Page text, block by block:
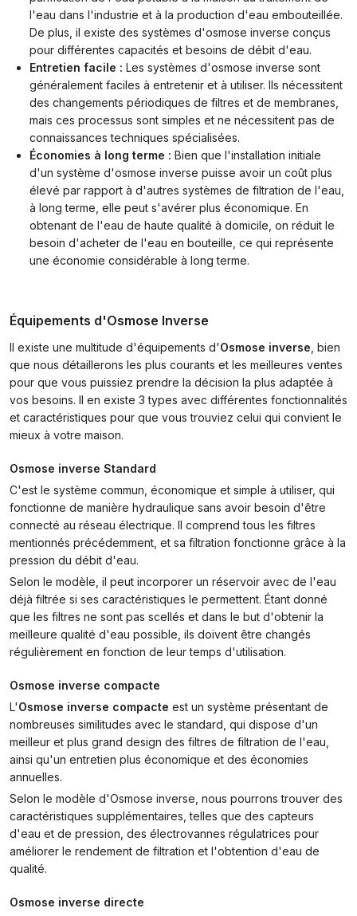
l'eau dans l'industrie et à la production d'eau embouteillée.
De plus, il existe des systèmes d'osmose inverse conçus
pour différentes capacités et besoins de débit d'eau.
Entretien facile : Les systèmes d'osmose inverse sont
généralement faciles à entretenir et à utiliser. Ils nécessitent
des changements périodiques de filtres et de membranes,
mais ces processus sont simples et ne nécessitent pas de
connaissances techniques spécialisées.
Économies à long terme : Bien que l'installation initiale
d'un système d'osmose inverse puisse avoir un coût plus
élevé par rapport à d'autres systèmes de filtration de l'eau,
à long terme, elle peut s'avérer plus économique. En
obtenant de l'eau de haute qualité à domicile, on réduit le
besoin d'acheter de l'eau en bouteille, ce qui représente
une économie considérable à long terme.
Équipements d'Osmose Inverse
Il existe une multitude d'équipements d'Osmose inverse , bien
que nous détaillerons les plus courants et les meilleures ventes
pour que vous puissiez prendre la décision la plus adaptée à
vos besoins. Il en existe 3 types avec différentes fonctionnalités
et caractéristiques pour que vous trouviez celui qui convient le
mieux à votre maison.
Osmose inverse Standard
C'est le système commun, économique et simple à utiliser, qui
fonctionne de manière hydraulique sans avoir besoin d'être
connecté au réseau électrique. Il comprend tous les filtres
mentionnés précédemment, et sa filtration fonctionne grâce à la
pression du débit d'eau.
Selon le modèle, il peut incorporer un réservoir avec de l'eau
déjà filtrée si ses caractéristiques le permettent. Étant donné
que les filtres ne sont pas scellés et dans le but d'obtenir la
meilleure qualité d'eau possible, ils doivent être changés
régulièrement en fonction de leur temps d'utilisation.
Osmose inverse compacte
L'Osmose inverse compacte est un système présentant de
nombreuses similitudes avec le standard, qui dispose d'un
meilleur et plus grand design des filtres de filtration de l'eau,
ainsi qu'un entretien plus économique et des économies
annuelles.
Selon le modèle d'Osmose inverse, nous pourrons trouver des
caractéristiques supplémentaires, telles que des capteurs
d'eau et de pression, des électrovannes régulatrices pour
améliorer le rendement de filtration et l'obtention d'eau de
qualité.
Osmose inverse directe